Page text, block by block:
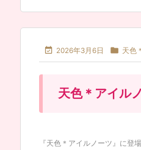
 2026年3月6日  天色
天色＊アイル
『天色＊アイルノーツ』に登